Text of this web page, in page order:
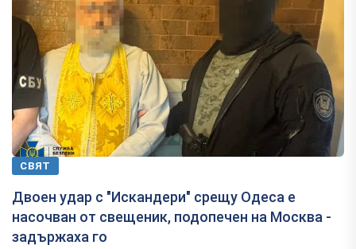
СВЯТ
Двоен удар с "Искандери" срещу Одеса е
насочван от свещеник, подопечен на Москва -
задържаха го